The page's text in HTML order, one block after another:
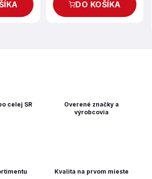
DO KOŠÍKA
Kvalita na prvom mieste
Overené značky a
výrobcovia
celej SR